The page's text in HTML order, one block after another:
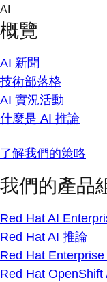
Skip
content
AI
概覽
AI 新聞
技術部落格
AI 實況活動
什麼是 AI 推論
了解我們的策略
我們的產品
Red Hat AI
Red Hat AI 推論
Red Hat Enterprise
Red Hat OpenShift